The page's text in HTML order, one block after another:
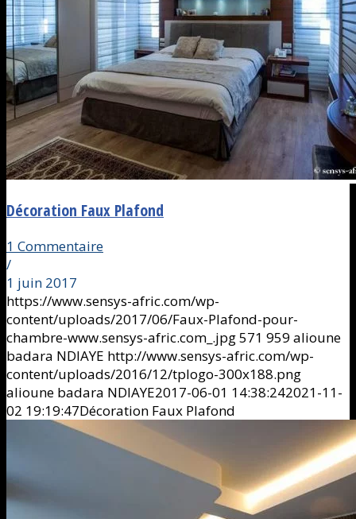
Décoration Faux Plafond
1 Commentaire
/
1 juin 2017
https://www.sensys-afric.com/wp-
content/uploads/2017/06/Faux-Plafond-pour-
chambre-www.sensys-afric.com_.jpg571 959 alioune
badara NDIAYE http://www.sensys-afric.com/wp-
content/uploads/2016/12/tplogo-300x188.png
alioune badara NDIAYE2017-06-01 14:38:242021-11-
02 19:19:47Décoration Faux Plafond